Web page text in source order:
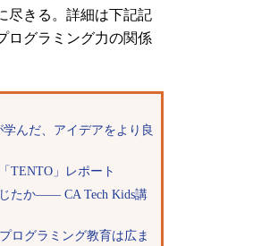
尽きる。詳細は下記記
ログラミング力の関係
んだ、アイデアをより良
TENTO」レポート
たか―― CA Tech Kids講
ログラミング教育は広ま